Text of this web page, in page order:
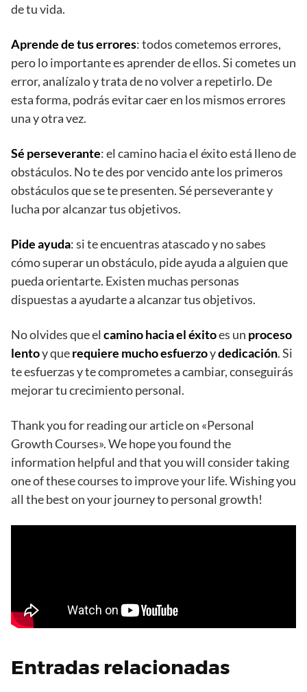
de tu vida.
Aprende de tus errores: todos cometemos errores,
pero lo importante es aprender de ellos. Si cometes un
error, analízalo y trata de no volver a repetirlo. De
esta forma, podrás evitar caer en los mismos errores
una y otra vez.
Sé perseverante: el camino hacia el éxito está lleno de
obstáculos. No te des por vencido ante los primeros
obstáculos que se te presenten. Sé perseverante y
lucha por alcanzar tus objetivos.
Pide ayuda: si te encuentras atascado y no sabes
cómo superar un obstáculo, pide ayuda a alguien que
pueda orientarte. Existen muchas personas
dispuestas a ayudarte a alcanzar tus objetivos.
No olvides que el camino hacia el éxitoes un proceso
lentoy querequiere mucho esfuerzoydedicación. Si
te esfuerzas y te comprometes a cambiar, conseguirás
mejorar tu crecimiento personal.
Thank you for reading our article on «Personal
Growth Courses». We hope you found the
information helpful and that you will consider taking
one of these courses to improve your life. Wishing you
all the best on your journey to personal growth!
Entradas relacionadas